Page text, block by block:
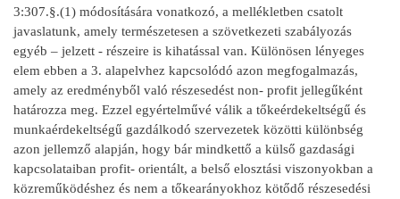
3:307.§.(1) módosítására vonatkozó, a mellékletben csatolt
javaslatunk, amely természetesen a szövetkezeti szabályozás
egyéb – jelzett - részeire is kihatással van. Különösen lényeges
elem ebben a 3. alapelvhez kapcsolódó azon megfogalmazás,
amely az eredményből való részesedést non- profit jellegűként
határozza meg. Ezzel egyértelművé válik a tőkeérdekeltségű és
munkaérdekeltségű gazdálkodó szervezetek közötti különbség
azon jellemző alapján, hogy bár mindkettő a külső gazdasági
kapcsolataiban profit- orientált, a belső elosztási viszonyokban a
közreműködéshez és nem a tőkearányokhoz kötődő részesedési